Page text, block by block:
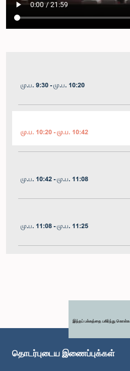
மு.ப. 9:30 - மு.ப. 10:20
மு.ப. 10:20 - மு.ப. 10:42
மு.ப. 10:42 - மு.ப. 11:08
மு.ப. 11:08 - மு.ப. 11:25
மு.ப. 11:48 - பி.ப. 12:05இந்தப் பக்கத்தை பகிர்ந்து கொள்க
தொடர்புடைய இணைப்புக்கள்